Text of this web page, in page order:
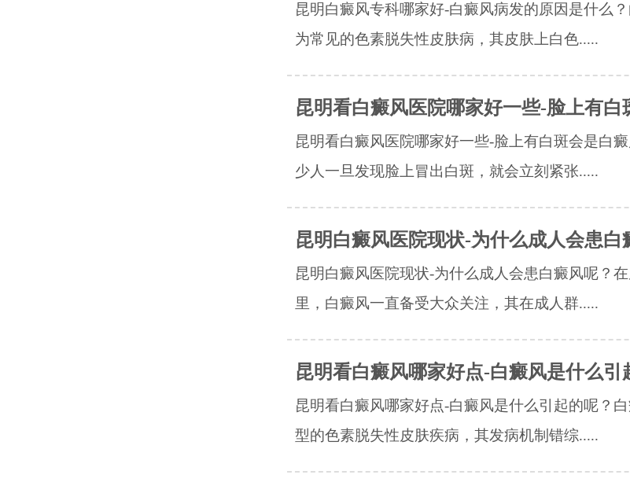
昆明白癜风专科哪家好-白癜风病发的原因是什么
为常见的色素脱失性皮肤病，其皮肤上白色.....
昆明看白癜风医院哪家好一些-脸上有白
昆明看白癜风医院哪家好一些-脸上有白斑会是白
少人一旦发现脸上冒出白斑，就会立刻紧张.....
昆明白癜风医院现状-为什么成人会患白
昆明白癜风医院现状-为什么成人会患白癜风呢？
里，白癜风一直备受大众关注，其在成人群.....
昆明看白癜风哪家好点-白癜风是什么引
昆明看白癜风哪家好点-白癜风是什么引起的呢？
型的色素脱失性皮肤疾病，其发病机制错综.....